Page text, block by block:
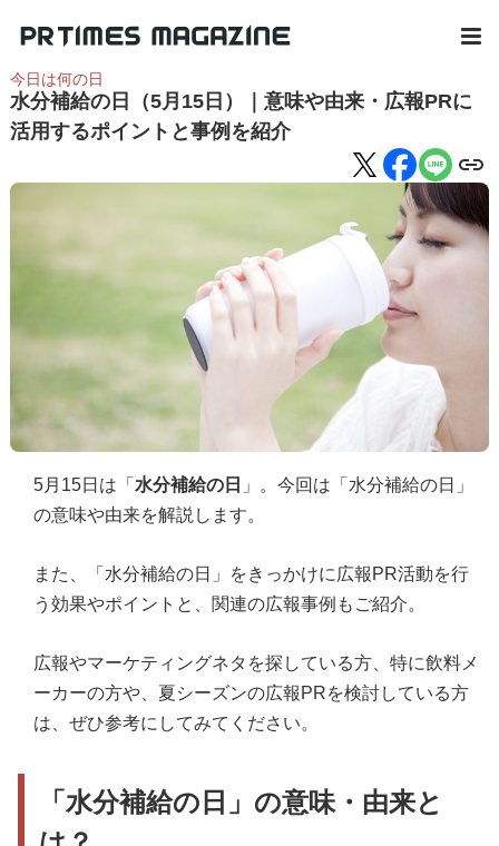
今日は何の日
水分補給の日（5月15日）｜意味や由来・広報PRに
活用するポイントと事例を紹介
5月15日は「 水分補給の日 」。今回は「水分補給の日」
の意味や由来を解説します。
また、「水分補給の日」をきっかけに広報PR活動を行
う効果やポイントと、関連の広報事例もご紹介。
広報やマーケティングネタを探している方、特に飲料メ
ーカーの方や、夏シーズンの広報PRを検討している方
は、ぜひ参考にしてみてください。
「水分補給の日」の意味・由来と